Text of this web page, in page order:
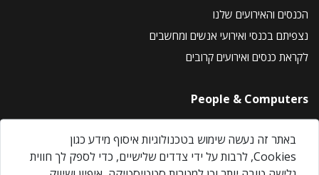
הכנסים והאירועים שלנו
נצפיתם בכנסי ואירועי אנשים ומחשבים
לקראת כנסים ואירועים קרובים
People & Computers
About Us
Privacy Policy
Contact Us
באתר זה נעשה שימוש בטכנולוגיות איסוף מידע כגון
Cookies, לרבות על ידי צדדים שלישיים, כדי לספק לך חווית